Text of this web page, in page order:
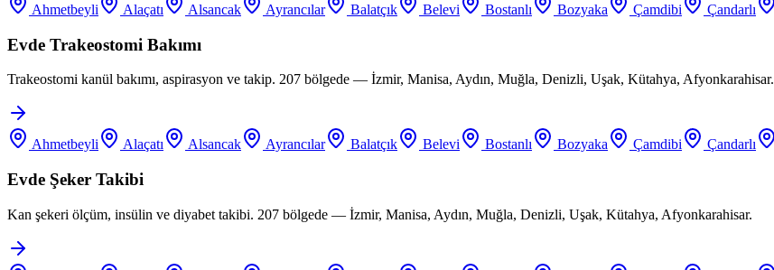
Ahmetbeyli Alaçatı Alsancak Ayrancılar Balatçık Belevi Bostanlı Bozyaka Çamdibi Çandarlı
Evde Trakeostomi Bakımı
Trakeostomi kanül bakımı, aspirasyon ve takip. 207 bölgede — İzmir, Manisa, Aydın, Muğla, Denizli, Uşak, Kütahya, Afyonkarahisar.
Ahmetbeyli Alaçatı Alsancak Ayrancılar Balatçık Belevi Bostanlı Bozyaka Çamdibi Çandarlı
Evde Şeker Takibi
Kan şekeri ölçüm, insülin ve diyabet takibi. 207 bölgede — İzmir, Manisa, Aydın, Muğla, Denizli, Uşak, Kütahya, Afyonkarahisar.